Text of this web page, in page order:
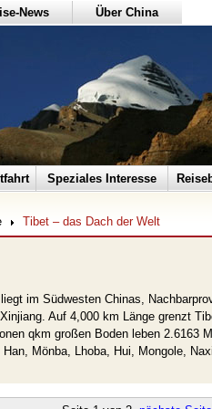
News Über China
Speziales Interesse
Tibet – das Dach der Welt
im Südwesten Chinas,
Auf 4,000 km Länge grenzt
qkm großen Boden leben 2.6163
Mönba, Lhoba, Hui, Mongole,
relativ spät